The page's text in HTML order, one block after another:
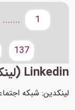
.......
137
Linkedin (لینکدین)
لینکدین: شبکه